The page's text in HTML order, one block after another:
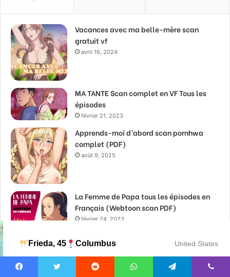
Frieda, 45 Columbus United States
Vacances avec ma belle-mère scan
gratuit vf
avril 16, 2024
MA TANTE Scan complet en VF Tous les
épisodes
février 21, 2023
Apprends-moi d’abord scan pornhwa
complet (PDF)
août 9, 2025
La Femme de Papa tous les épisodes en
Français (Webtoon scan PDF)
février 24, 2023
The Carry scan VF (Un Atout Maître le
webtoon complet) PDF
mai 16, 2023